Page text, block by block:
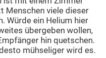
Menschen viele dieser
Würde ein Helium hier
übergeben wollen,
hin quetschen.
mühseliger wird es.